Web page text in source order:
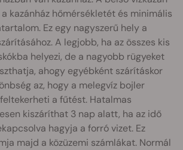
kazánház hőmérsékletét és minimális
Ez egy nagyszerű hely a
A legjobb, ha az összes kis
helyezi, de a nagyobb rügyeket
ahogy egyébként szárításkor
az, hogy a melegvíz bojler
a fűtést. Hatalmas
kiszáríthat 3 nap alatt, ha az idő
hagyja a forró vizet. Ez
majd a közüzemi számlákat. Normál